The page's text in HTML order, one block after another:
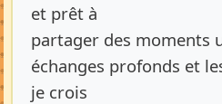
et prêt à
partager des moments
échanges profonds et
je crois